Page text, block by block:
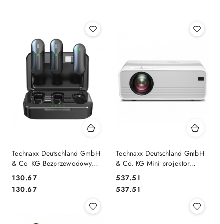
Technaxx Deutschland GmbH
& Co. KG Bezprzewodowy
mikrofon 2 sztuki TX-301
Cena:
130.67
Cena:
130.67
Technaxx Deutschland GmbH
& Co. KG Mini projektor
rzutnik HD LED 3W biało-
szary
Cena:
537.51
Cena:
537.51